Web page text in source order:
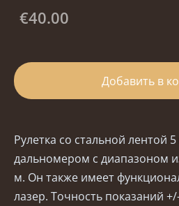
€40.00
Добавить в
Рулетка со стальной лентой
дальномером с диапазоном
м. Он также имеет
лазер. Точность показаний